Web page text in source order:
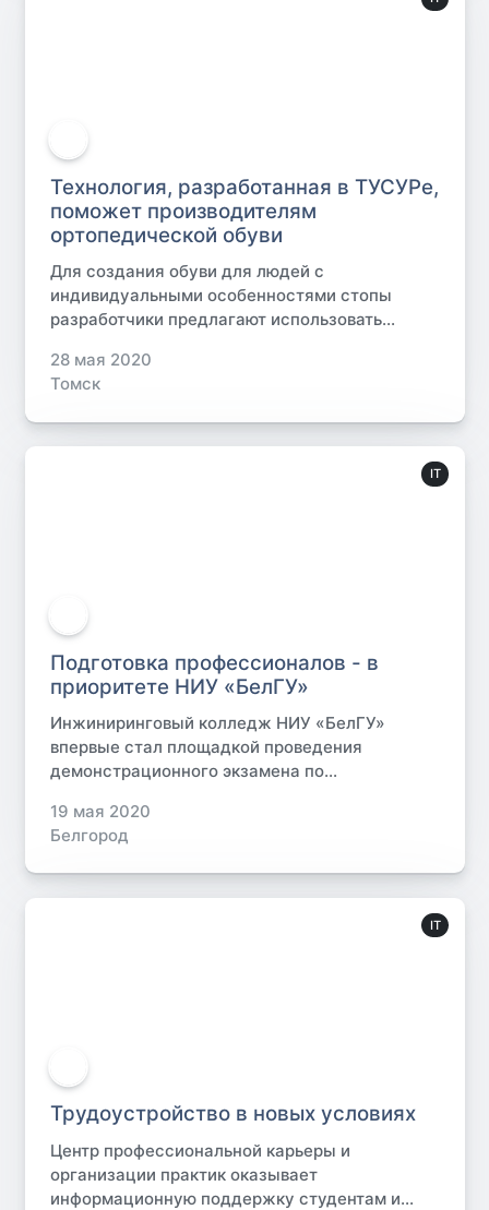
Технология, разработанная в ТУСУРе,
поможет производителям
ортопедической обуви
Для создания обуви для людей с
индивидуальными особенностями стопы
разработчики предлагают использовать...
28 мая 2020
Томск
IT
Подготовка профессионалов - в
приоритете НИУ «БелГУ»
Инжиниринговый колледж НИУ «БелГУ»
впервые стал площадкой проведения
демонстрационного экзамена по...
19 мая 2020
Белгород
IT
Трудоустройство в новых условиях
Центр профессиональной карьеры и
организации практик оказывает
информационную поддержку студентам и...